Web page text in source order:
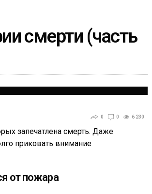
смерти (часть
0 0 6 230
запечатлена смерть. Даже
приковать внимание
от пожара